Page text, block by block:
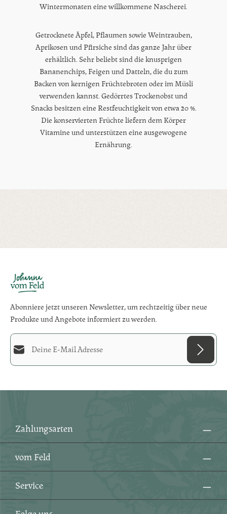
Wintermonaten eine willkommene Nascherei.
Getrocknete Äpfel, Pflaumen sowie Weintrauben,
Aprikosen und Pfirsiche sind das ganze Jahr über
erhältlich. Sehr beliebt sind die knusprigen
Bananenchips, Feigen und Datteln, die du zum
Backen von kernigen Früchtebroten oder im Müsli
verwenden kannst. Gedörrtes Trockenobst und
Snacks besitzen eine Restfeuchtigkeit von etwa 20 %.
Die konservierten Früchte liefern dem Körper
Vitamine und unterstützen eine ausgewogene
Ernährung.
Abonniere jetzt unseren Newsletter, um rechtzeitig über neue
Produkte und Angebote informiert zu werden.
E-Mail-Adresse*
mit ihnen einverstanden.
Zahlungsarten
vom Feld
Service